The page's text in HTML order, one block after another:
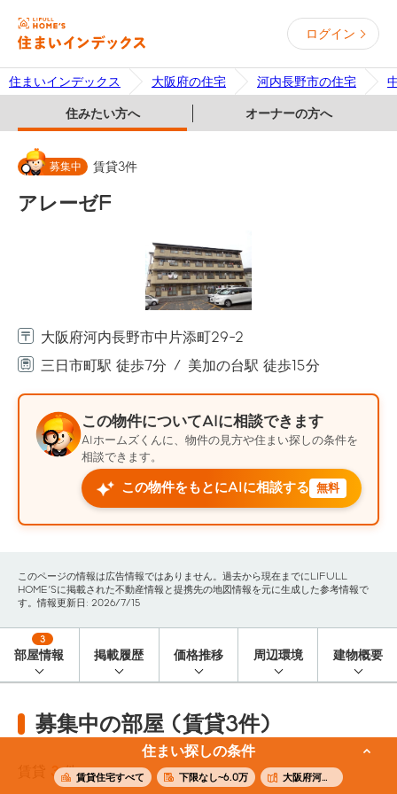
ログイン
住まいインデックス 大阪府の住宅 河内長野市の住宅
住みたい方へ オーナーの方へ
住まい探しの条件
賃貸住宅すべて 下限なし~6.0万 大阪府河内長野市
募集中 賃貸3件
アレーゼF
大阪府河内長野市中片添町29-2
三日市町駅 徒歩7分
美加の台駅 徒歩15分
この物件についてAIに相談できます
AIホームズくんに、物件の見方や住まい探しの条件を
相談できます。
この物件をもとにAIに相談する 無料
このページの情報は広告情報ではありません。過去から現在までにLIFULL
HOME'Sに掲載された不動産情報と提携先の地図情報を元に生成した参考情報で
す。情報更新日: 2026/7/15
部屋情報
3
掲載履歴 価格推移 周辺環境 建物概要
募集中の部屋 (賃貸3件)
3 件